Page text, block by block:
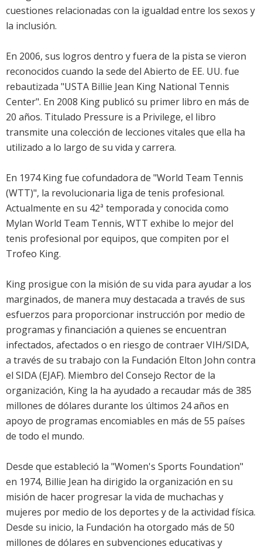
cuestiones relacionadas con la igualdad entre los sexos y
la inclusión.
En 2006, sus logros dentro y fuera de la pista se vieron
reconocidos cuando la sede del Abierto de EE. UU. fue
rebautizada "USTA Billie Jean King National Tennis
Center". En 2008 King publicó su primer libro en más de
20 años. Titulado Pressure is a Privilege, el libro
transmite una colección de lecciones vitales que ella ha
utilizado a lo largo de su vida y carrera.
En 1974 King fue cofundadora de "World Team Tennis
(WTT)", la revolucionaria liga de tenis profesional.
Actualmente en su 42ª temporada y conocida como
Mylan World Team Tennis, WTT exhibe lo mejor del
tenis profesional por equipos, que compiten por el
Trofeo King.
King prosigue con la misión de su vida para ayudar a los
marginados, de manera muy destacada a través de sus
esfuerzos para proporcionar instrucción por medio de
programas y financiación a quienes se encuentran
infectados, afectados o en riesgo de contraer VIH/SIDA,
a través de su trabajo con la Fundación Elton John contra
el SIDA (EJAF). Miembro del Consejo Rector de la
organización, King la ha ayudado a recaudar más de 385
millones de dólares durante los últimos 24 años en
apoyo de programas encomiables en más de 55 países
de todo el mundo.
Desde que estableció la "Women's Sports Foundation"
en 1974, Billie Jean ha dirigido la organización en su
misión de hacer progresar la vida de muchachas y
mujeres por medio de los deportes y de la actividad física.
Desde su inicio, la Fundación ha otorgado más de 50
millones de dólares en subvenciones educativas y